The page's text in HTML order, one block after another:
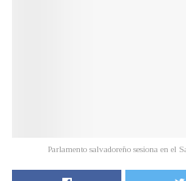
Parlamento salvadoreño sesiona en el